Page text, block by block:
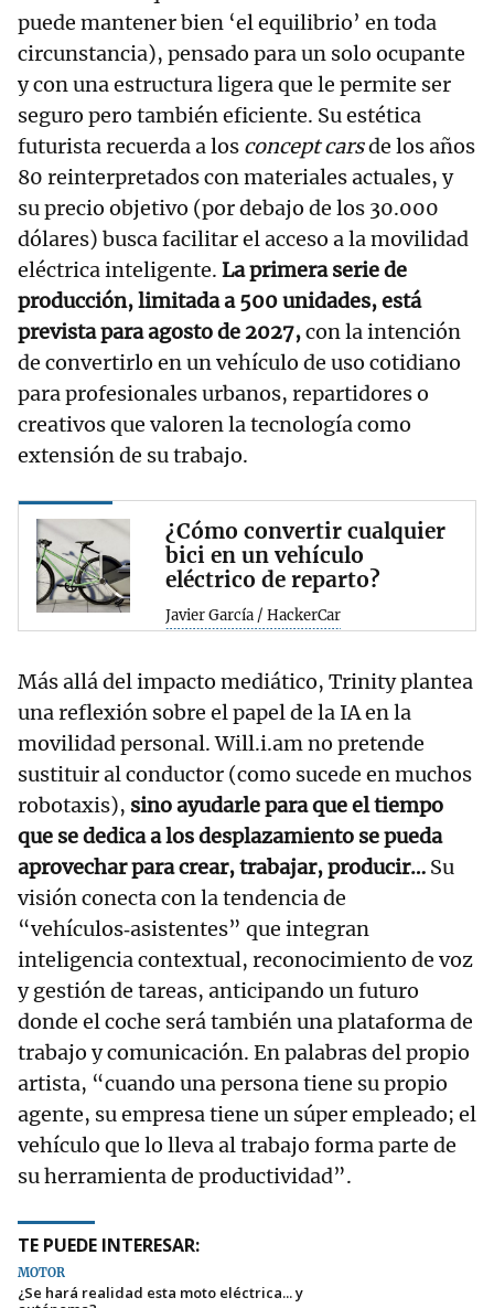
puede mantener bien ‘el equilibrio’ en toda
circunstancia), pensado para un solo ocupante
y con una estructura ligera que le permite ser
seguro pero también eficiente. Su estética
futurista recuerda a los concept carsde los años
80 reinterpretados con materiales actuales, y
su precio objetivo (por debajo de los 30.000
dólares) busca facilitar el acceso a la movilidad
eléctrica inteligente. La primera serie de
producción, limitada a 500 unidades, está
prevista para agosto de 2027,con la intención
de convertirlo en un vehículo de uso cotidiano
para profesionales urbanos, repartidores o
creativos que valoren la tecnología como
extensión de su trabajo.
¿Cómo convertir cualquier
bici en un vehículo
eléctrico de reparto?
Javier García / HackerCar
Más allá del impacto mediático, Trinity plantea
una reflexión sobre el papel de la IA en la
movilidad personal. Will.i.am no pretende
sustituir al conductor (como sucede en muchos
robotaxis), sino ayudarle para que el tiempo
que se dedica a los desplazamiento se pueda
aprovechar para crear, trabajar, producir… Su
visión conecta con la tendencia de
“vehículos‑asistentes” que integran
inteligencia contextual, reconocimiento de voz
y gestión de tareas, anticipando un futuro
donde el coche será también una plataforma de
trabajo y comunicación. En palabras del propio
artista, “cuando una persona tiene su propio
agente, su empresa tiene un súper empleado; el
vehículo que lo lleva al trabajo forma parte de
su herramienta de productividad”.
TE PUEDE INTERESAR:
MOTOR
¿Se hará realidad esta moto eléctrica... y